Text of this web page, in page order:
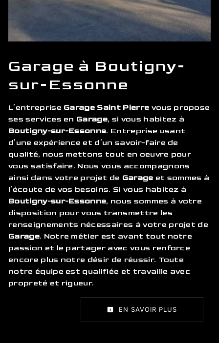
Garage à Boutigny-
sur-Essonne
L’entreprise Garage Saint Pierre vous propose
ses services en Garage, si vous habitez à
Boutigny-sur-Essonne. Entreprise usant
d’une expérience et d’un savoir-faire de
qualité, nous mettons tout en oeuvre pour
vous satisfaire. Nous vous accompagnons
ainsi dans votre projet de Garage et sommes à
l’écoute de vos besoins. Si vous habitez à
Boutigny-sur-Essonne, nous sommes à votre
disposition pour vous transmettre les
renseignements nécessaires à votre projet de
Garage. Notre métier est avant tout notre
passion et le partager avec vous renforce
encore plus notre désir de réussir. Toute
notre équipe est qualifiée et travaille avec
propreté et rigueur.
EN SAVOIR PLUS